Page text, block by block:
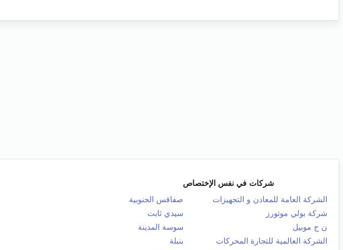
شركات في نفس الإختصاص
الشركة العامة للمعادن و التجهيزات
صفاقس الجنوبية
شركة بولي موتورز
سيدي ثابت
ن ج موبيل
سوسة المدينة
الشركة العالمية للتجارة المحركات
بنبلة